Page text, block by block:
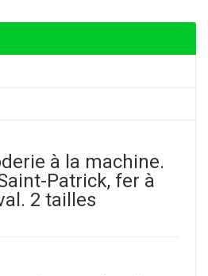
à la machine.
Patrick, fer à
2 tailles